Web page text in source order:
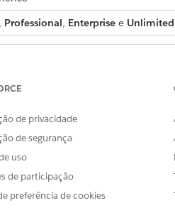
Professional, Enterprisee Unlimited
de serviço, insira palavras-chave no
chave de pesquisa aparecem em
de privacidade
de segurança
uso
de participação
preferência de cookies